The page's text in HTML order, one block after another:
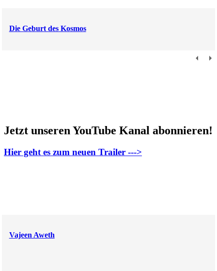
Die Geburt des Kosmos
Jetzt unseren YouTube Kanal abonnieren!
Hier geht es zum neuen Trailer --->
Vajeen Aweth